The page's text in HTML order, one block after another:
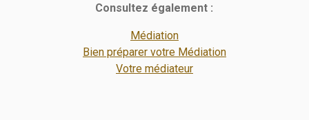
Consultez également :
Médiation
Bien préparer votre Médiation
Votre médiateur